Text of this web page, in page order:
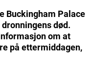
Buckingham Palace
død.
om at
på ettermiddagen,